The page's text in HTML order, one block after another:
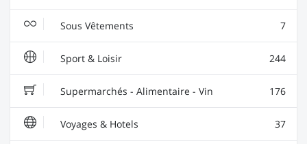
Sous Vêtements 7
Sport & Loisir 244
Supermarchés - Alimentaire - Vin 176
Voyages & Hotels 37